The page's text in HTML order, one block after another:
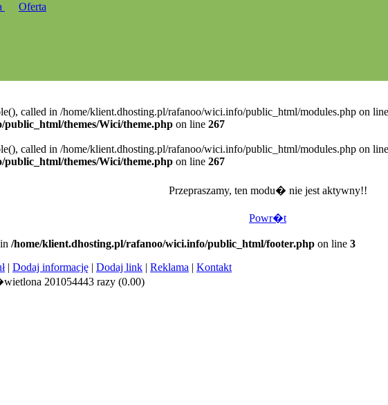
Oferta
called in /home/klient.dhosting.pl/rafanoo/wici.info/public_html/modules.php on
themes/Wici/theme.php on line 267
called in /home/klient.dhosting.pl/rafanoo/wici.info/public_html/modules.php on
themes/Wici/theme.php on line 267
Przepraszamy, ten modu� nie jest aktywny!!
Powr�t
/home/klient.dhosting.pl/rafanoo/wici.info/public_html/footer.php on line 3
| Dodaj informację | Dodaj link | Reklama | Kontakt
201054443 razy (0.00)